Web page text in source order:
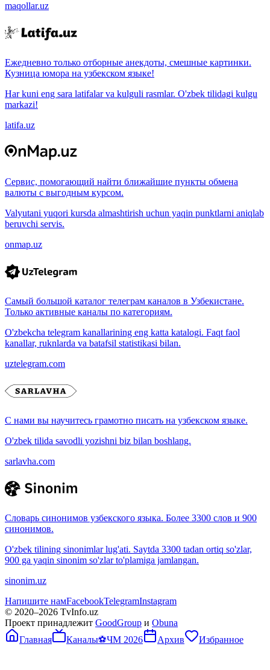
maqollar.uz
Ежедневно только отборные анекдоты, смешные картинки.
Кузница юмора на узбекском языке!
Har kuni eng sara latifalar va kulguli rasmlar. O'zbek tilidagi kulgu
markazi!
latifa.uz
Сервис, помогающий найти ближайшие пункты обмена
валюты с выгодным курсом.
Valyutani yuqori kursda almashtirish uchun yaqin punktlarni aniqlab
beruvchi servis.
onmap.uz
Самый большой каталог телеграм каналов в Узбекистане.
Только активные каналы по категориям.
O'zbekcha telegram kanallarining eng katta katalogi. Faqt faol
kanallar, ruknlarda va batafsil statistikasi bilan.
uztelegram.com
С нами вы научитесь грамотно писать на узбекском языке.
O'zbek tilida savodli yozishni biz bilan boshlang.
sarlavha.com
Словарь синонимов узбекского языка. Более 3300 слов и 900
синонимов.
O'zbek tilining sinonimlar lug'ati. Saytda 3300 tadan ortiq so'zlar,
900 ga yaqin sinonim so'zlar to'plamiga jamlangan.
sinonim.uz
Напишите намFacebookTelegramInstagram
© 2020–2026 TvInfo.uz
Проект принадлежит GoodGroup и Obuna
Главная
Каналы⚽ЧМ 2026 Архив Избранное